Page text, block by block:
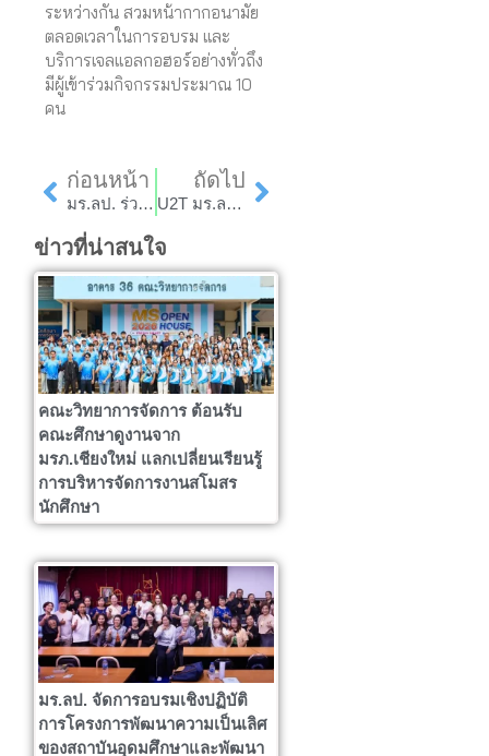
ระหว่างกัน สวมหน้ากากอนามัย
ตลอดเวลาในการอบรม และ
บริการเจลแอลกอฮอร์อย่างทั่วถึง
มีผู้เข้าร่วมกิจกรรมประมาณ 10
คน
Prev
ก่อนหน้า
มร.ลป. ร่วมลงนาม MOU กับ บ. ซีพี ออลล์ จำกัด (มหาชน)
ถัดไป
U2T มร.ลป. ตำบลแม่ปุ อำเภอแม่พริก จัดทำโมเดลจานใบไม้ เตรียมจดสิทธิบัตรให้ชุมชน
Next
ข่าวที่น่าสนใจ
คณะวิทยาการจัดการ ต้อนรับ
คณะศึกษาดูงานจาก
มรภ.เชียงใหม่ แลกเปลี่ยนเรียนรู้
การบริหารจัดการงานสโมสร
นักศึกษา
มร.ลป. จัดการอบรมเชิงปฏิบัติ
การโครงการพัฒนาความเป็นเลิศ
ของสถาบันอุดมศึกษาและพัฒนา